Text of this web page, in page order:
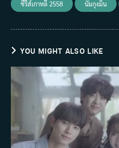
ซีรีส์เกาหลี 2558 นัมกุงมิน
YOU MIGHT ALSO LIKE